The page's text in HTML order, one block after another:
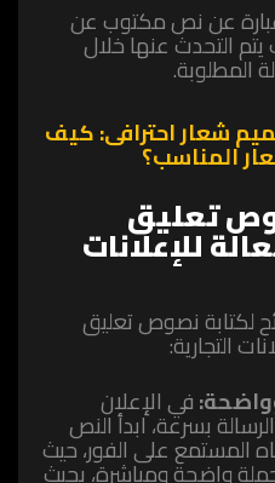
عبارة عن نص مكتوب عن
التحدث عنها خلال
المطلوبة.
شعار احترافى: كيف
المناسب؟
تعليق
للإعلانات
لكتابة نصوص تعليق
التجارية:
في الإعلان
بسرعة، ابدأ النص
المستمع على الفور، حيث
واضحة ومباشرة، بحيث